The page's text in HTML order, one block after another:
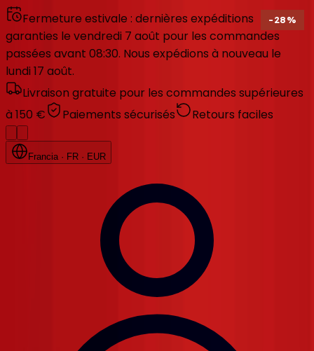
Fermeture estivale : dernières expéditions
garanties le vendredi 7 août pour les commandes
passées avant 08:30. Nous expédions à nouveau le
lundi 17 août.
Livraison gratuite pour les commandes supérieures
à 150 €
Paiements sécurisés Retours faciles
Francia· FR · EUR
- 28 %